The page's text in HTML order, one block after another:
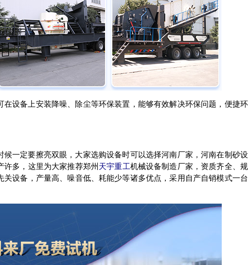
设备上安装降噪、除尘等环保装置，能够有效解决环保问题，便捷
一定要擦亮双眼，大家选购设备时可以选择河南厂家，河南在制砂
许多，这里为大家推荐郑州 天宇重工机械设备制造厂家，资质齐全、
设备，产量高、噪音低、耗能少等诸多优点，采用自产自销模式一